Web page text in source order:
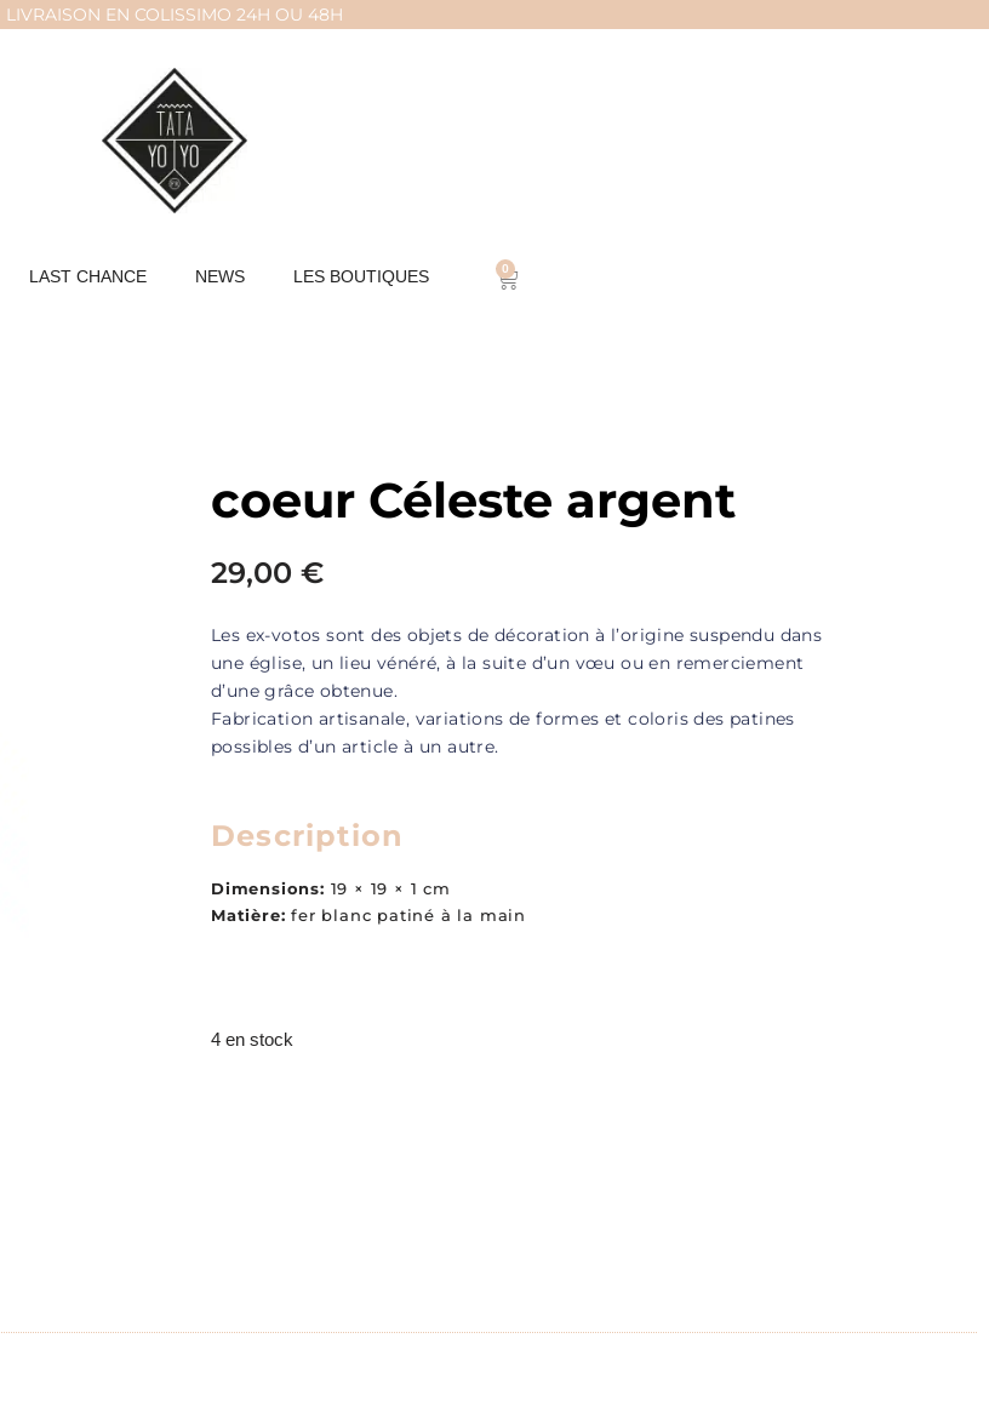
LIVRAISON EN COLISSIMO 24H OU 48H
LAST CHANCE NEWS LES BOUTIQUES 0
coeur Céleste argent
29,00 €
Les ex-votos sont des objets de décoration à l’origine suspendu dans
une église, un lieu vénéré, à la suite d’un vœu ou en remerciement
d’une grâce obtenue.
Fabrication artisanale, variations de formes et coloris des patines
possibles d’un article à un autre.
Description
Dimensions: 19 × 19 × 1 cm
Matière: fer blanc patiné à la main
4 en stock